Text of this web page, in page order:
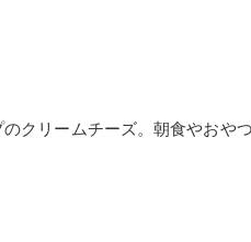
クリームチーズ。朝食やおや